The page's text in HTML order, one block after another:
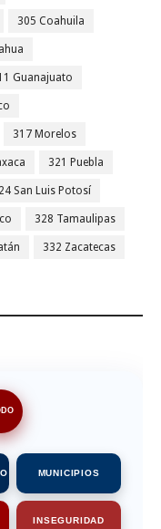
305 Coahuila
Guanajuato
317 Morelos
321 Puebla
San Luis Potosí
328 Tamaulipas
332 Zacatecas
MUNICIPIOS
INSEGURIDAD